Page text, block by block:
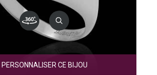
PERSONNALISER CE BIJOU